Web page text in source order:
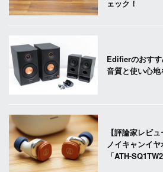
ェック！
Edifierのおすす
音質と使い心
【評論家レビ
ノイキャンイ
「ATH-